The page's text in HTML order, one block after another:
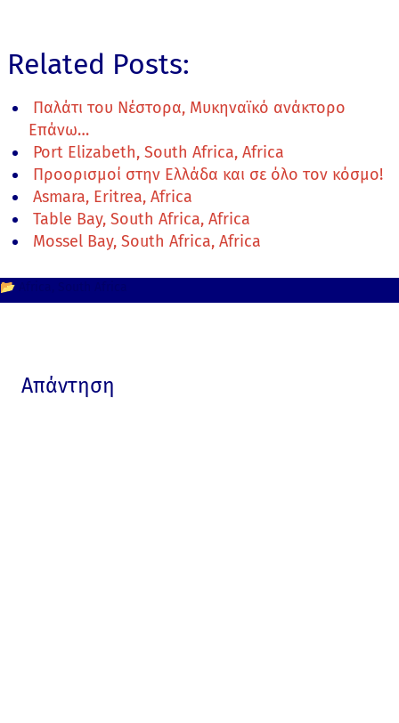
Related Posts:
Παλάτι του Νέστορα, Μυκηναϊκό ανάκτορο
Επάνω…
Port Elizabeth, South Africa, Africa
Προορισμοί στην Ελλάδα και σε όλο τον κόσμο!
Asmara, Eritrea, Africa
Table Bay, South Africa, Africa
Mossel Bay, South Africa, Africa
📂
Απάντηση